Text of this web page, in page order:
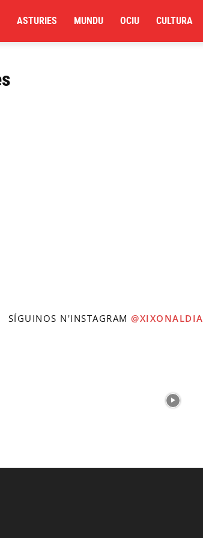
ASTURIES MUNDU OCIU CULTURA
SÍGUINOS N'INSTAGRAM @XIXONALDIA